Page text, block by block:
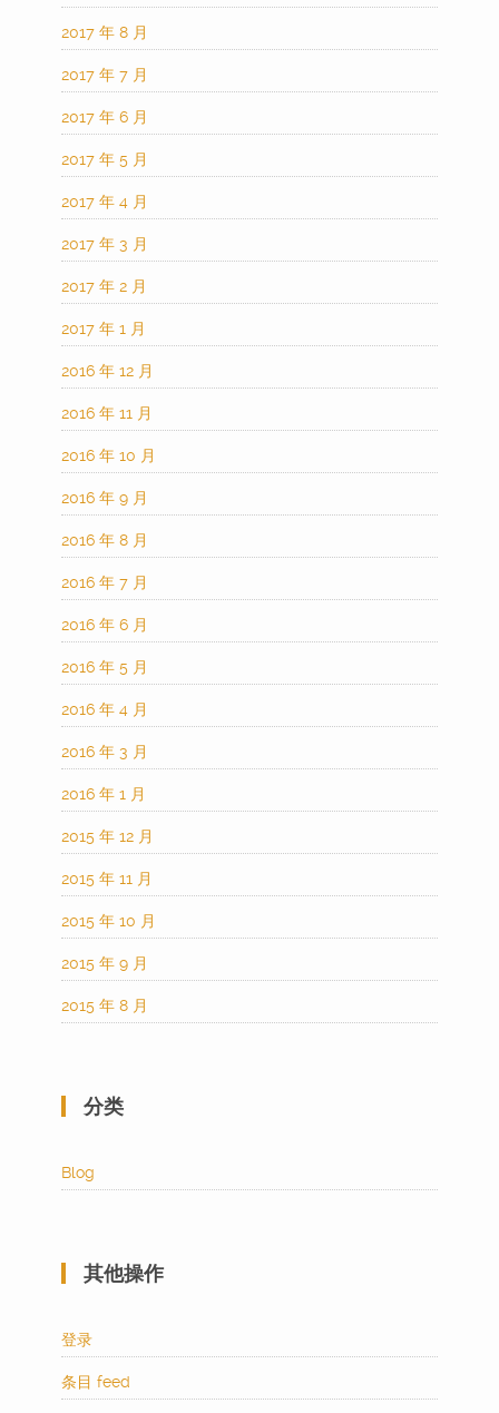
2017 年 8 月
2017 年 7 月
2017 年 6 月
2017 年 5 月
2017 年 4 月
2017 年 3 月
2017 年 2 月
2017 年 1 月
2016 年 12 月
2016 年 11 月
2016 年 10 月
2016 年 9 月
2016 年 8 月
2016 年 7 月
2016 年 6 月
2016 年 5 月
2016 年 4 月
2016 年 3 月
2016 年 1 月
2015 年 12 月
2015 年 11 月
2015 年 10 月
2015 年 9 月
2015 年 8 月
分类
Blog
其他操作
登录
条目 feed